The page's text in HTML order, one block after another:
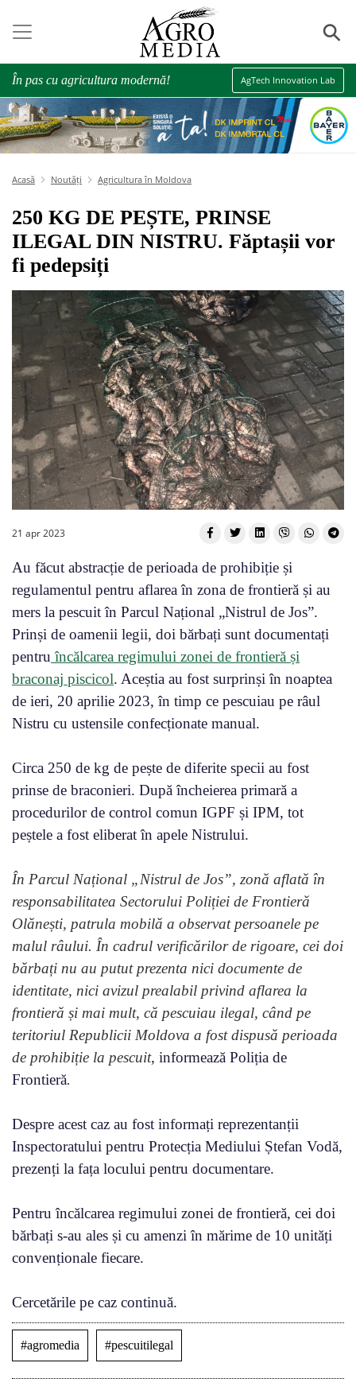
⚲
În pas cu agricultura modernă! AgTech Innovation Lab
Acasă Noutăți Agricultura în Moldova
250 KG DE PEȘTE, PRINSE
ILEGAL DIN NISTRU. Făptașii vor
fi pedepsiți
21 apr 2023
Au făcut abstracție de perioada de prohibiție și
regulamentul pentru aflarea în zona de frontieră și au
mers la pescuit în Parcul Național „Nistrul de Jos”.
Prinși de oamenii legii, doi bărbați sunt documentați
pentru încălcarea regimului zonei de frontieră și
braconaj piscicol. Aceștia au fost surprinși în noaptea
de ieri, 20 aprilie 2023, în timp ce pescuiau pe râul
Nistru cu ustensile confecționate manual.
Circa 250 de kg de pește de diferite specii au fost
prinse de braconieri. După încheierea primară a
procedurilor de control comun IGPF și IPM, tot
peștele a fost eliberat în apele Nistrului.
În Parcul Național „Nistrul de Jos”, zonă aflată în
responsabilitatea Sectorului Poliției de Frontieră
Olănești, patrula mobilă a observat persoanele pe
malul râului. În cadrul verificărilor de rigoare, cei doi
bărbați nu au putut prezenta nici documente de
identitate, nici avizul prealabil privind aflarea la
frontieră și mai mult, că pescuiau ilegal, când pe
teritoriul Republicii Moldova a fost dispusă perioada
de prohibiție la pescuit, informează Poliția de
Frontieră.
Despre acest caz au fost informați reprezentanții
Inspectoratului pentru Protecția Mediului Ștefan Vodă,
prezenți la fața locului pentru documentare.
Pentru încălcarea regimului zonei de frontieră, cei doi
bărbați s-au ales și cu amenzi în mărime de 10 unități
convenționale fiecare.
Cercetările pe caz continuă.
#agromedia #pescuitilegal